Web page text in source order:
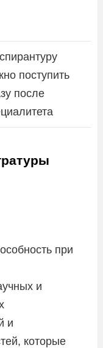
поступить
после
при
и
и
которые